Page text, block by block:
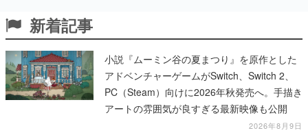
新着記事
小説『ムーミン谷の夏まつり』を原作とした
アドベンチャーゲームがSwitch、Switch 2、
PC（Steam）向けに2026年秋発売へ。手描き
アートの雰囲気が良すぎる最新映像も公開
2026年8月9日